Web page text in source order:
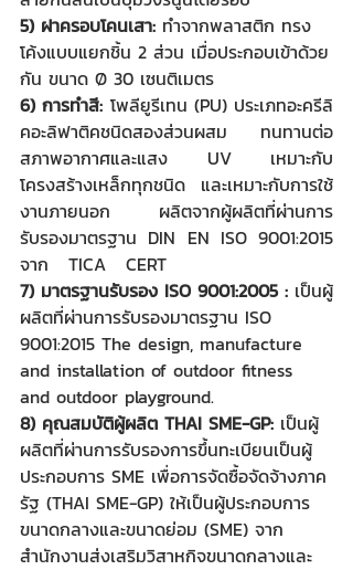
5) ฝาครอบโคนเสา: ทำจากพลาสติก ทรง
โค้งแบบแยกชิ้น 2 ส่วน เมื่อประกอบเข้าด้วย
กัน ขนาด Ø 30 เซนติเมตร
6) การทำสี: โพลียูรีเทน (PU) ประเภทอะครีลิ
คอะลิฟาติคชนิดสองส่วนผสม   ทนทานต่อ
สภาพอากาศและแสง UV เหมาะกับ
โครงสร้างเหล็กทุกชนิด  และเหมาะกับการใช้
งานภายนอก   ผลิตจากผู้ผลิตที่ผ่านการ
รับรองมาตรฐาน DIN EN ISO 9001:2015
จาก   TICA   CERT
7) มาตรฐานรับรอง ISO 9001:2005 : เป็นผู้
ผลิตที่ผ่านการรับรองมาตรฐาน ISO
9001:2015 The design, manufacture
and installation of outdoor fitness
and outdoor playground.
8) คุณสมบัติผู้ผลิต THAI SME-GP: เป็นผู้
ผลิตที่ผ่านการรับรองการขึ้นทะเบียนเป็นผู้
ประกอบการ SME เพื่อการจัดซื้อจัดจ้างภาค
รัฐ (THAI SME-GP) ให้เป็นผู้ประกอบการ
ขนาดกลางและขนาดย่อม (SME) จาก
สำนักงานส่งเสริมวิสาหกิจขนาดกลางและ